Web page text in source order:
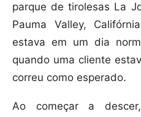
parque de tirolesas La
Pauma Valley,
estava em um dia
quando uma cliente
correu como esperado.
Ao começar a